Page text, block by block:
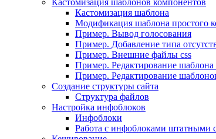
Кастомизация шаблонов компонентов
Кастомизация шаблона
Модификация шаблона простого
Пример. Вывод голосования
Пример. Добавление типа
Пример. Внешние файлы css
Пример. Редактирование
Пример. Редактирование
Создание структуры сайта
Структура файлов
Настройка инфоблоков
Инфоблоки
Работа с инфоблоками штатными